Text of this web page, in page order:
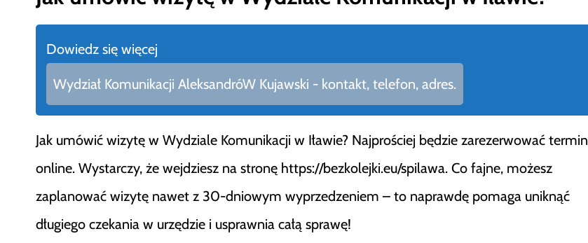
Dowiedz się więcej
Wydział Komunikacji AleksandróW Kujawski - kontakt, telefon, adres.
Jak umówić wizytę w Wydziale Komunikacji w Iławie? Najprościej będzie zarezerwować termin
online. Wystarczy, że wejdziesz na stronę https://bezkolejki.eu/spilawa. Co fajne, możesz
zaplanować wizytę nawet z 30-dniowym wyprzedzeniem – to naprawdę pomaga uniknąć
długiego czekania w urzędzie i usprawnia całą sprawę!